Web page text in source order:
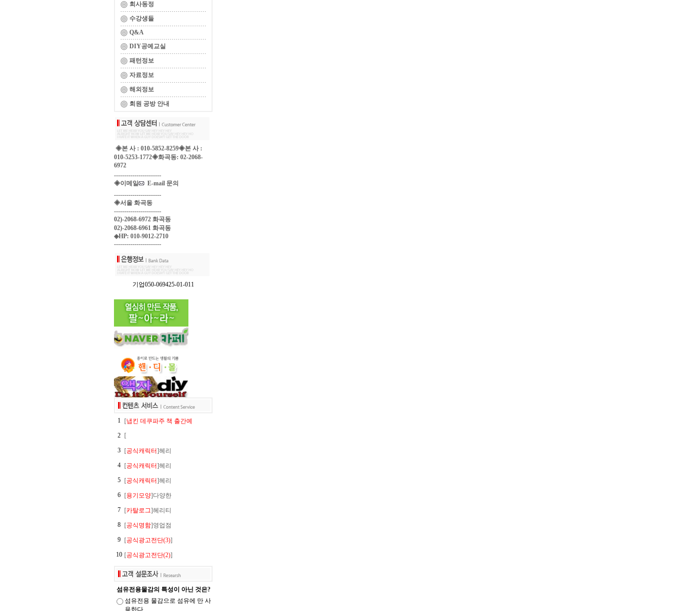
회사동정
수강생들
Q&A
DIY공예교실
패턴정보
자료정보
해외정보
회원 공방 안내
◈본 사 : 010-5852-8259◈본 사 :
010-5253-1772◈화곡동: 02-2068-
6972
-----------------------
◈이메일
E-mail 문의
-----------------------
◈서울 화곡동
-----------------------
02)-2068-6972 화곡동
02)-2068-6961 화곡동
◈HP: 010-9012-2710
-----------------------
기업050-069425-01-011
1 [냅킨 데쿠파주 책 출간예
2
[
3 [공식캐릭터]헤리
4
[공식캐릭터]헤리
5
[공식캐릭터]헤리
6
[용기모양]다양한
7
[카탈로그]헤리티
8
[공식명함]영업점
9
[공식광고전단(3)]
10 [공식광고전단(2)]
섬유전용물감의 특성이 아닌 것은?
섬유전용 물감으로 섬유에 만 사
용한다.